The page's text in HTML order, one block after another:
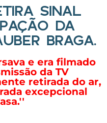
SINAL
DA
BRAGA.
e era filmado
da TV
retirada do ar,
excepcional